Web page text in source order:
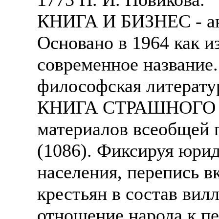
КНИГА И БИЗНЕС -
Основано в 1964 как
современное
философская
КНИГА СТРАШНОГО
материалов всеобщей
(1086). Фиксируя
населения, перепись
крестьян в состав